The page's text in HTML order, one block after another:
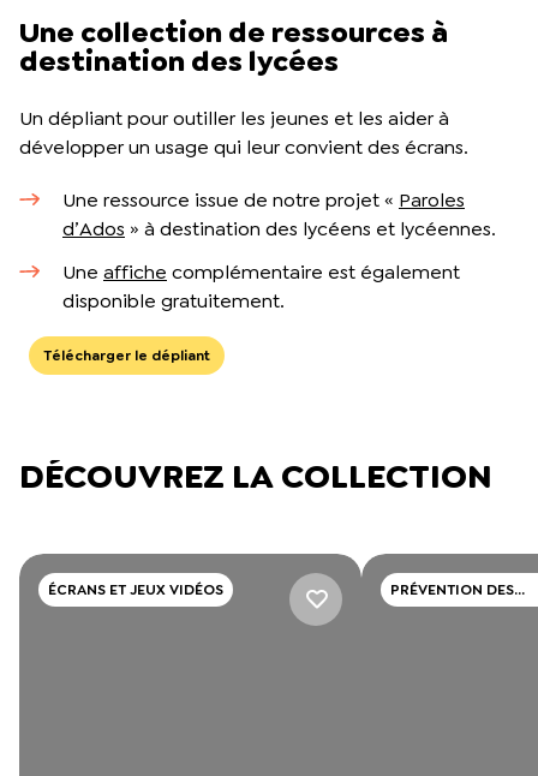
Une collection de ressources à
destination des lycées
Un dépliant pour outiller les jeunes et les aider à
développer un usage qui leur convient des écrans.
Une ressource issue de notre projet « Paroles
d’Ados » à destination des lycéens et lycéennes.
Une affiche complémentaire est également
disponible gratuitement.
Télécharger le dépliant
DÉCOUVREZ LA COLLECTION
ÉCRANS ET JEUX VIDÉOS
PRÉVENTION DES
CONSOMMATIONS